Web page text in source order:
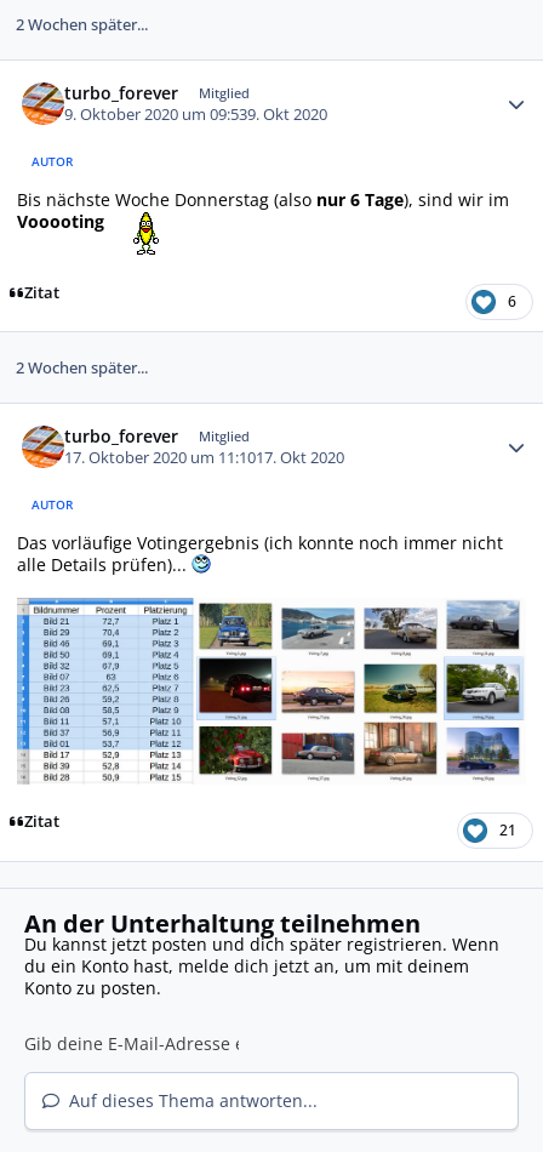
2 Wochen später...
turbo_forever Mitglied
9. Oktober 2020 um 09:539. Okt 2020
AUTOR
Bis nächste Woche Donnerstag (also nur 6 Tage), sind wir im
Vooooting
Zitat 6
2 Wochen später...
turbo_forever Mitglied
17. Oktober 2020 um 11:1017. Okt 2020
AUTOR
Das vorläufige Votingergebnis (ich konnte noch immer nicht
alle Details prüfen)...
Zitat 21
An der Unterhaltung teilnehmen
Du kannst jetzt posten und dich später registrieren. Wenn
du ein Konto hast, melde dich jetzt an, um mit deinem
Konto zu posten.
Auf dieses Thema antworten...